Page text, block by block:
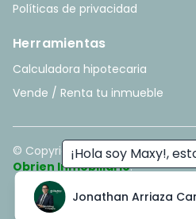
¡Hola soy Maxy!,
Jonathan Arriaza
Políticas de privacidad
Herramientas
Calculadora hipotecaria
Vende / Renta tu inmueble
© Copyright2026. All rights
Obrien Inmobiliario.